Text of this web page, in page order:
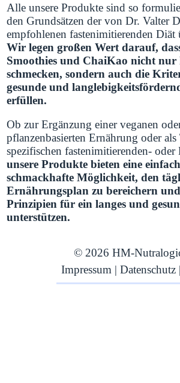
Alle unsere Produkte sind so
den Grundsätzen der von Dr. Valter
empfohlenen fastenimitierenden Diät
Wir legen großen Wert darauf,
Smoothies und ChaiKao nicht nur
schmecken, sondern auch die
gesunde und
erfüllen.
Ob zur Ergänzung einer veganen
pflanzenbasierten Ernährung oder
spezifischen fastenimitierenden-
unsere Produkte bieten eine
schmackhafte Möglichkeit, den
Ernährungsplan zu bereichern
Prinzipien für ein langes und
unterstützen.
© 2026 HM-
Impressum| Datenschutz|